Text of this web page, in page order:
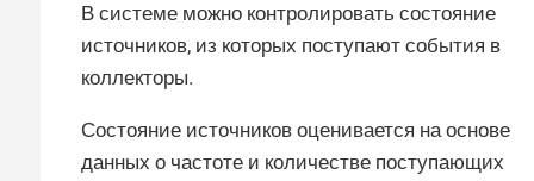
В системе можно контролировать состояние
источников, из которых поступают события в
коллекторы.
Состояние источников оценивается на основе
данных о частоте и количестве поступающих